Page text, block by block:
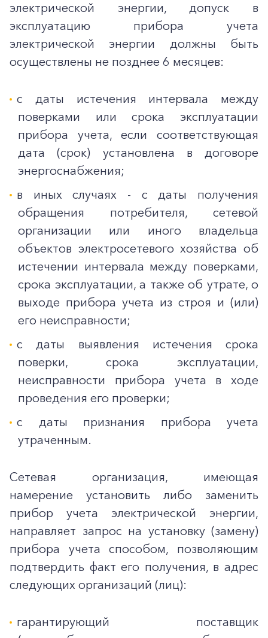
электрической энергии, допуск в
эксплуатацию прибора учета
электрической энергии должны быть
осуществлены не позднее 6 месяцев:
с даты истечения интервала между
поверками или срока эксплуатации
прибора учета, если соответствующая
дата (срок) установлена в договоре
энергоснабжения;
в иных случаях - с даты получения
обращения потребителя, сетевой
организации или иного владельца
объектов электросетевого хозяйства об
истечении интервала между поверками,
срока эксплуатации, а также об утрате, о
выходе прибора учета из строя и (или)
его неисправности;
с даты выявления истечения срока
поверки, срока эксплуатации,
неисправности прибора учета в ходе
проведения его проверки;
с даты признания прибора учета
утраченным.
Сетевая организация, имеющая
намерение установить либо заменить
прибор учета электрической энергии,
направляет запрос на установку (замену)
прибора учета способом, позволяющим
подтвердить факт его получения, в адрес
следующих организаций (лиц):
гарантирующий поставщик